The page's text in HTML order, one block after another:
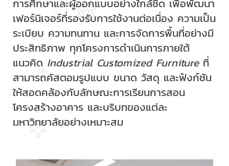
เฟอร์นิเจอร์ที่รองรับการใช้งานต่อเนื่อง ความเป็น
ระเบียบ ความทนทาน และการจัดการพื้นที่อย่างมี
ประสิทธิภาพ ทุกโครงการดำเนินการภายใต้
แนวคิด Industrial Customized Furnitureที่
สามารถคัสตอมรูปแบบ ขนาด วัสดุ และฟังก์ชัน
ให้สอดคล้องกับลักษณะการเรียนการสอน
โครงสร้างอาคาร และบริบทของแต่ละ
มหาวิทยาลัยอย่างเหมาะสม